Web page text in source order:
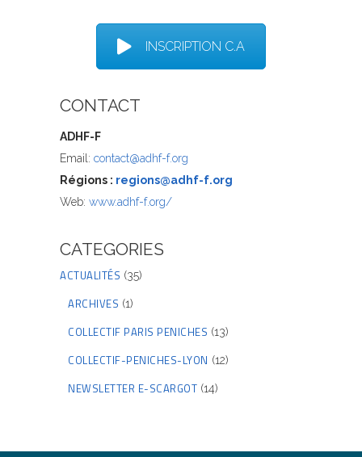
INSCRIPTION C.A
CONTACT
ADHF-F
Email: contact@adhf-f.org
Régions : regions@adhf-f.org
Web: www.adhf-f.org/
CATEGORIES
ACTUALITÉS (35)
ARCHIVES (1)
COLLECTIF PARIS PENICHES (13)
COLLECTIF-PENICHES-LYON (12)
NEWSLETTER E-SCARGOT (14)